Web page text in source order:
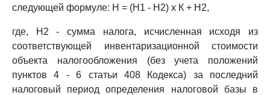
следующей формуле: Н = (Н1 - Н2) x К + Н2,
где, Н2 - сумма налога, исчисленная исходя из
соответствующей инвентаризационной стоимости
объекта налогообложения (без учета положений
пунктов 4 - 6 статьи 408 Кодекса) за последний
налоговый период определения налоговой базы в